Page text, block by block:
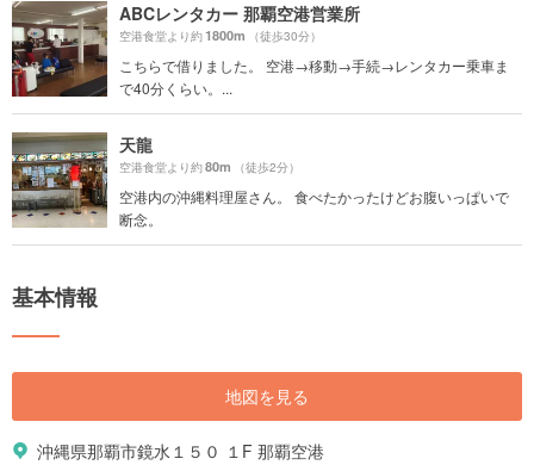
ABCレンタカー 那覇空港営業所
空港食堂より約1800m （徒歩30分）
こちらで借りました。 空港→移動→手続→レンタカー乗車ま
で40分くらい。...
天龍
空港食堂より約80m （徒歩2分）
空港内の沖縄料理屋さん。 食べたかったけどお腹いっぱいで
断念。
基本情報
地図を見る
沖縄県那覇市鏡水１５０ １F 那覇空港